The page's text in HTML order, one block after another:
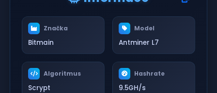
Značka
Bitmain
Model
Antminer L7
Algoritmus
Scrypt
Hashrate
9.5GH/s